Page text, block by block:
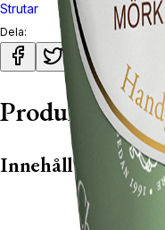
Strutar
Dela:
Innehåll